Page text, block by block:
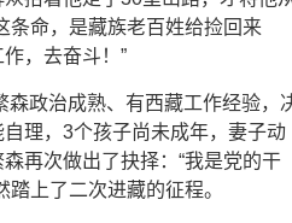
条命，是藏族老百姓给捡回来
，去奋斗！”
政治成熟、有西藏工作经验，
理，3个孩子尚未成年，妻子动
再次做出了抉择：“我是党的干
上了二次进藏的征程。